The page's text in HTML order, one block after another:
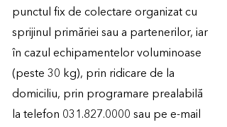
punctul fix de colectare organizat cu
sprijinul primăriei sau a partenerilor, iar
în cazul echipamentelor voluminoase
(peste 30 kg), prin ridicare de la
domiciliu, prin programare prealabilă
la telefon 031.827.0000 sau pe e-mail